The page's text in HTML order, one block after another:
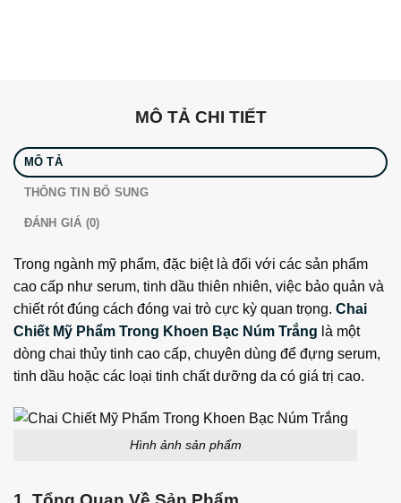
MÔ TẢ CHI TIẾT
MÔ TẢ
THÔNG TIN BỔ SUNG
ĐÁNH GIÁ (0)
Trong ngành mỹ phẩm, đặc biệt là đối với các sản phẩm
cao cấp như serum, tinh dầu thiên nhiên, việc bảo quản và
chiết rót đúng cách đóng vai trò cực kỳ quan trọng. Chai
Chiết Mỹ Phẩm Trong Khoen Bạc Núm Trắng là một
dòng chai thủy tinh cao cấp, chuyên dùng để đựng serum,
tinh dầu hoặc các loại tinh chất dưỡng da có giá trị cao.
Hình ảnh sản phẩm